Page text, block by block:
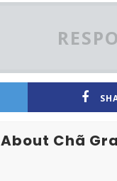
About Chã